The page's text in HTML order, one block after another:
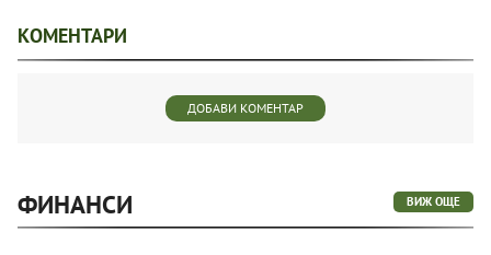
КОМЕНТАРИ
ДОБАВИ КОМЕНТАР
ФИНАНСИ ВИЖ ОЩЕ